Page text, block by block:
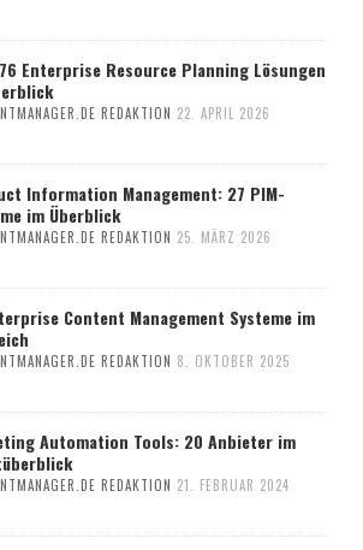
Enterprise Resource Planning Lösungen
REDAKTION 22. APRIL 2026
Information Management: 27 PIM-
im Überblick
REDAKTION 25. MÄRZ 2026
Content Management Systeme im
REDAKTION 8. OKTOBER 2025
Automation Tools: 20 Anbieter im
REDAKTION 21. FEBRUAR 2024